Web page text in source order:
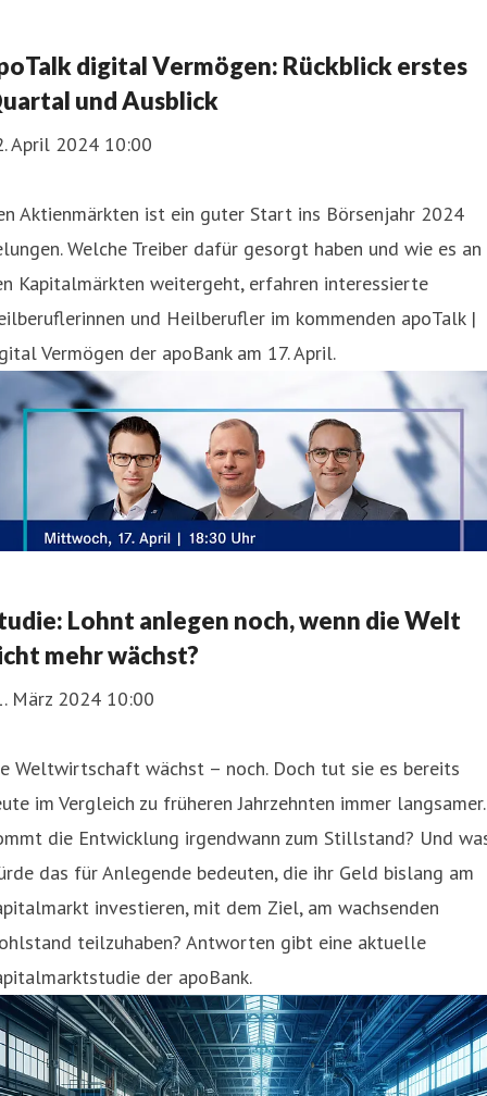
digital Vermögen: Rückblick erstes
und Ausblick
April 2024 10:00
Aktienmärkten ist ein guter Start ins Börsenjahr 2024
Welche Treiber dafür gesorgt haben und wie es an
Kapitalmärkten weitergeht, erfahren interessierte
und Heilberufler im kommenden apoTalk |
Vermögen der apoBank am 17. April.
Lohnt anlegen noch, wenn die Welt
mehr wächst?
März 2024 10:00
Weltwirtschaft wächst – noch. Doch tut sie es bereits
im Vergleich zu früheren Jahrzehnten immer langsamer.
die Entwicklung irgendwann zum Stillstand? Und
das für Anlegende bedeuten, die ihr Geld bislang am
investieren, mit dem Ziel, am wachsenden
teilzuhaben? Antworten gibt eine aktuelle
der apoBank.